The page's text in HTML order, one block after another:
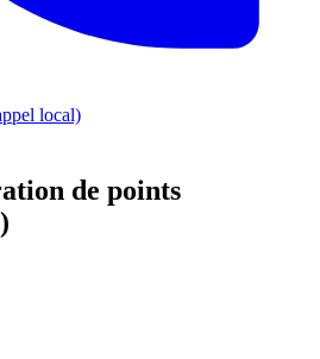
local)
de points